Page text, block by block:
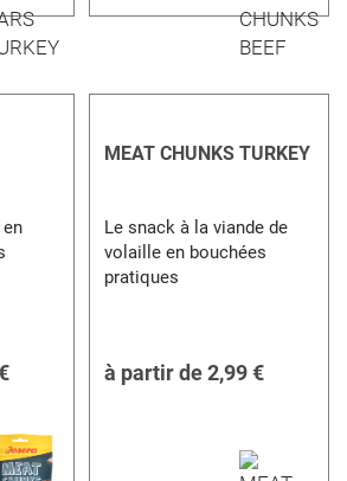
MEAT CHUNKS TURKEY
Le snack à la viande de
volaille en bouchées
pratiques
à partir de2,99 €